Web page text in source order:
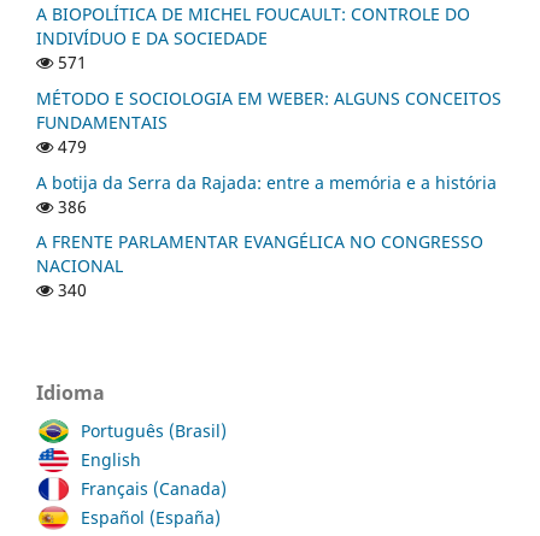
A BIOPOLÍTICA DE MICHEL FOUCAULT: CONTROLE DO
INDIVÍDUO E DA SOCIEDADE
571
MÉTODO E SOCIOLOGIA EM WEBER: ALGUNS CONCEITOS
FUNDAMENTAIS
479
A botija da Serra da Rajada: entre a memória e a história
386
A FRENTE PARLAMENTAR EVANGÉLICA NO CONGRESSO
NACIONAL
340
Idioma
Português (Brasil)
English
Français (Canada)
Español (España)